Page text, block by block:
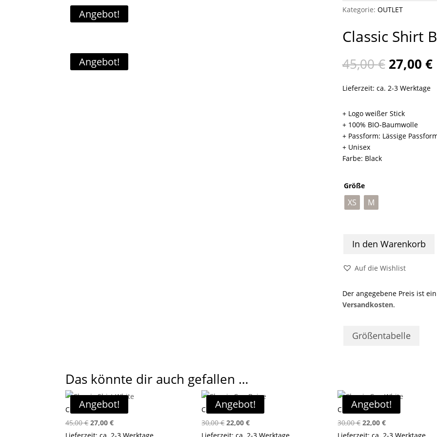
Angebot!
Angebot!
Kategorie: OUTLET
Classic Shirt
45,00€
Preis
war:
45,00 €
27,00 €
Lieferzeit: ca. 2-3 Werktage
+ Logo weißer Stick
+ 100% BIO-Baumwolle
+ Passform: Lässige
+ Unisex
Farbe: Black
Größe
XS M
In den Warenkorb
Auf die Wishlist
Der angegebene Preis ist
Versandkosten.
Größentabelle
Das könnte dir auch gefallen …
Angebot!
Classic Shirt White
45,00€Ursprünglicher
Preis
27,00€Aktueller
Preis
Angebot!
Classic Cap Beige
30,00€Ursprünglicher
Preis
22,00€Aktueller
Preis
Angebot!
Classic Cap White
30,00€Ursprünglicher
Preis
22,00€Aktueller
Preis